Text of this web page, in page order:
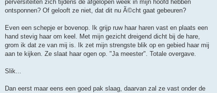
perversiteiten zich tijdens de afgelopen week in mijn hoofd hebben
ontsponnen? Of gelooft ze niet, dat dit nu Ã©cht gaat gebeuren?
Even een schepje er bovenop. Ik grijp ruw haar haren vast en plaats een
hand stevig haar om keel. Met mijn gezicht dreigend dicht bij de hare,
grom ik dat ze van mij is. Ik zet mijn strengste blik op en gebied haar mij
aan te kijken. Ze slaat haar ogen op. "Ja meester". Totale overgave.
Slik...
Dan eerst maar eens een goed pak slaag, daarvan zal ze vast onder de